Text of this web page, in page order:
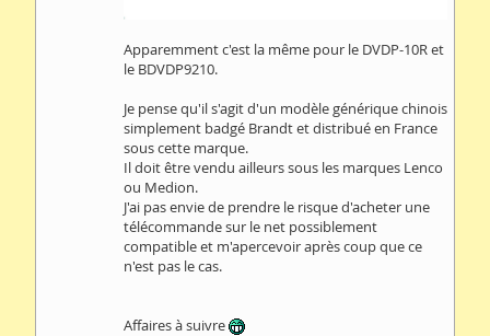
Apparemment c'est la même pour le DVDP-10R et
le BDVDP9210.
Je pense qu'il s'agit d'un modèle générique chinois
simplement badgé Brandt et distribué en France
sous cette marque.
Il doit être vendu ailleurs sous les marques Lenco
ou Medion.
J'ai pas envie de prendre le risque d'acheter une
télécommande sur le net possiblement
compatible et m'apercevoir après coup que ce
n'est pas le cas.
Affaires à suivre